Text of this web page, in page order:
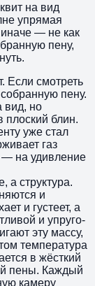
на вид
упрямая
— не как
пену,
Если смотреть
пену.
вид, но
блин.
уже стал
газ
— на удивление
а структура.
и
и густеет, а
и упруго-
эту массу,
температура
в жёсткий
пены. Каждый
камеру